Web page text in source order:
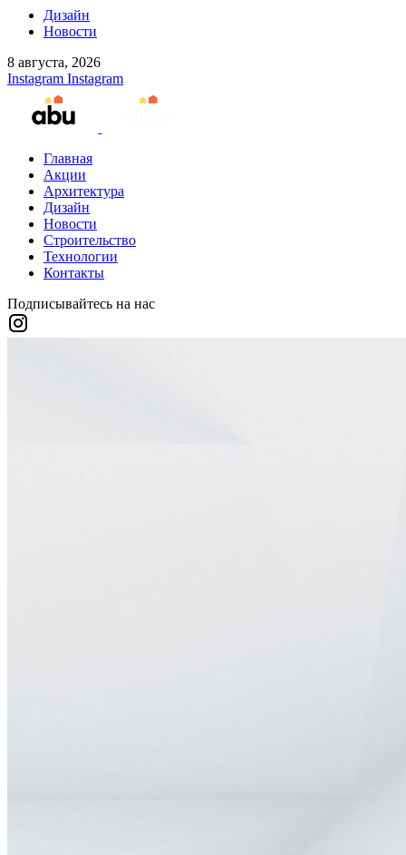
Дизайн
Новости
8 августа, 2026
Instagram Instagram
Главная
Акции
Архитектура
Дизайн
Новости
Строительство
Технологии
Контакты
Подписывайтесь на нас